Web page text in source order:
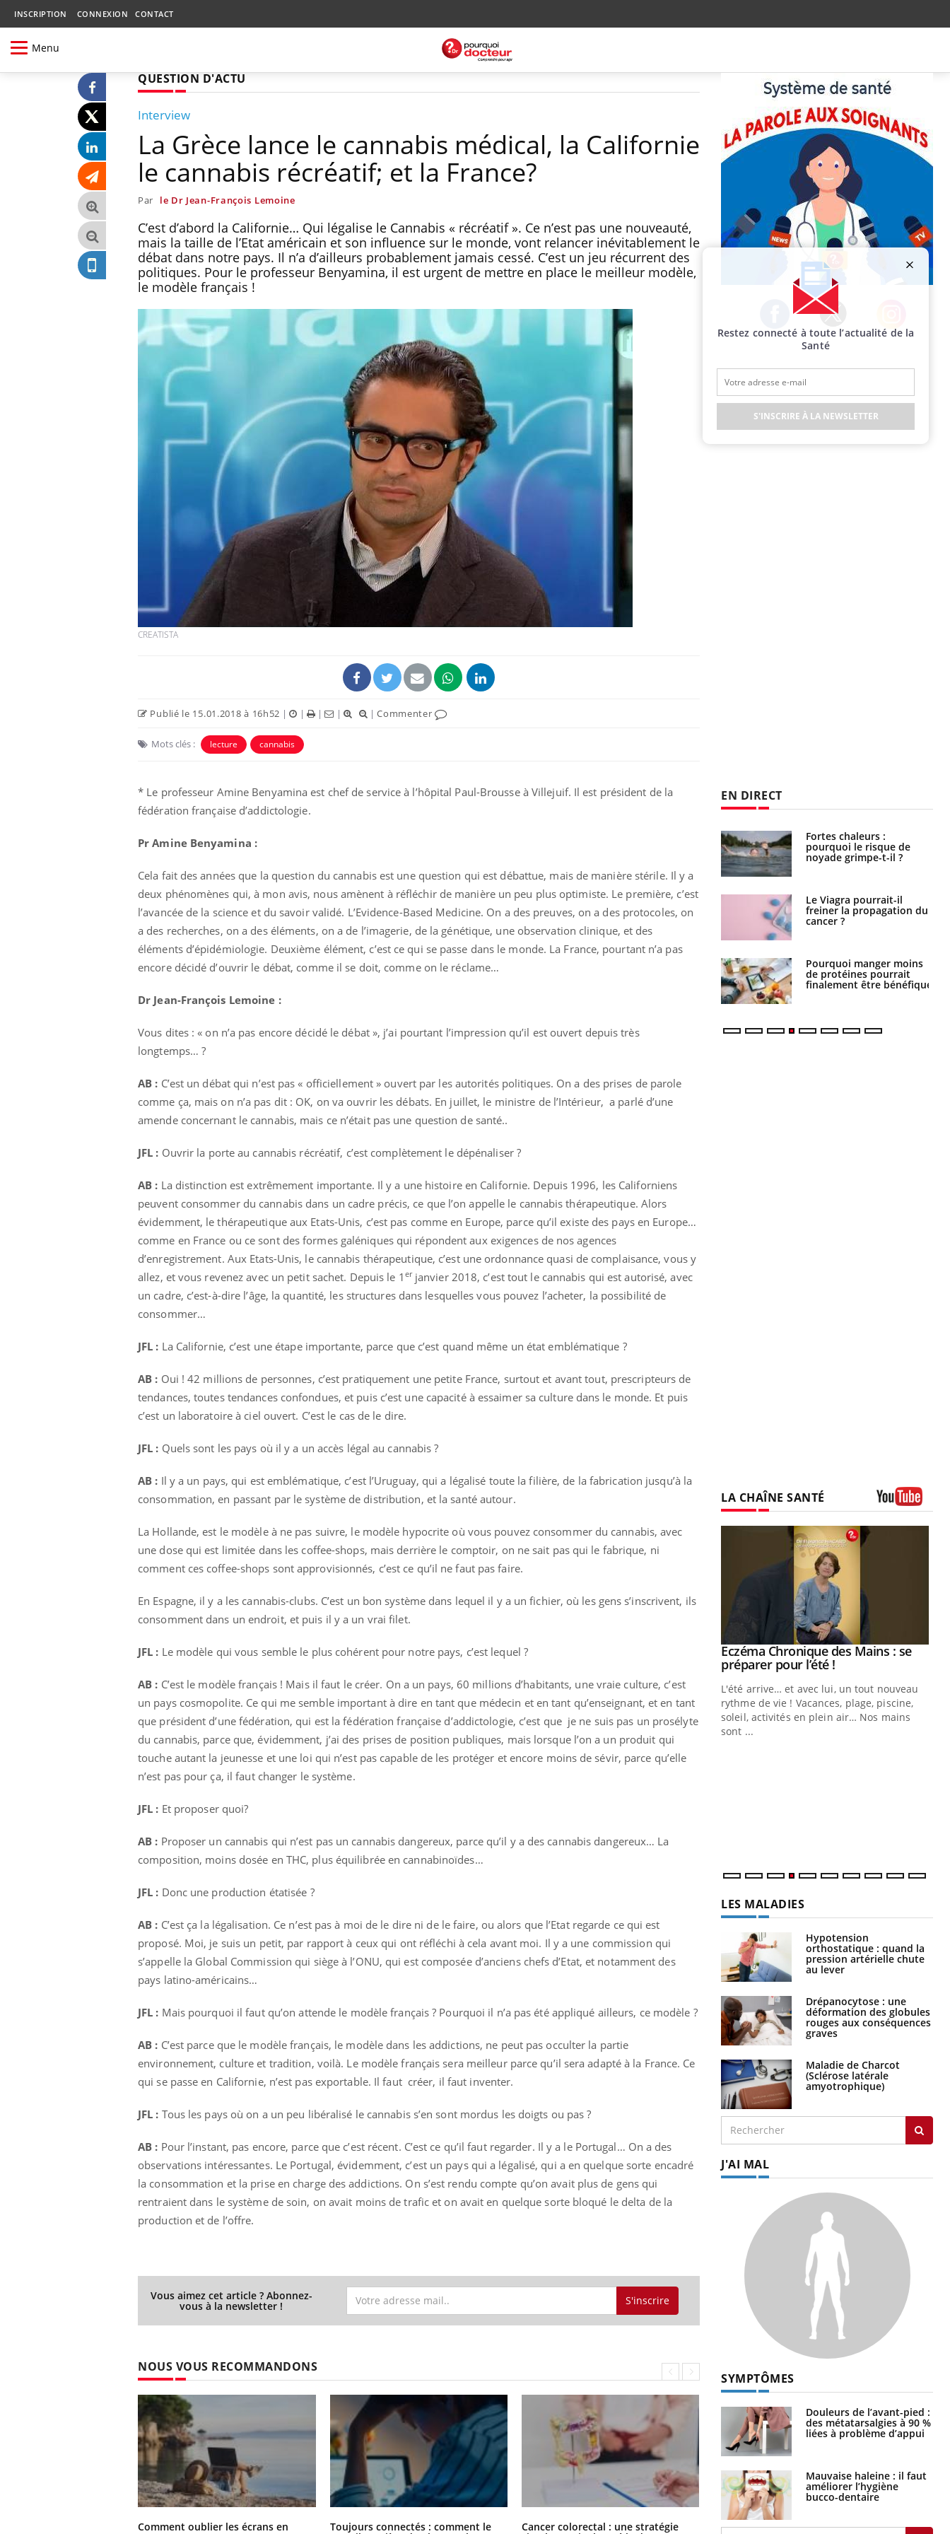
INSCRIPTION CONNEXION CONTACT
Menu
QUESTION D'ACTU
Interview
La Grèce lance le cannabis médical, la Californie
le cannabis récréatif; et la France?
Par le Dr Jean-François Lemoine
C’est d’abord la Californie… Qui légalise le Cannabis « récréatif ». Ce n’est pas une nouveauté,
mais la taille de l’Etat américain et son influence sur le monde, vont relancer inévitablement le
débat dans notre pays. Il n’a d’ailleurs probablement jamais cessé. C’est un jeu récurrent des
politiques. Pour le professeur Benyamina, il est urgent de mettre en place le meilleur modèle,
le modèle français !
CREATISTA
Publié le 15.01.2018 à 16h52 | | | | |Commenter
Mots clés : lecture cannabis
* Le professeur Amine Benyamina est chef de service à l’hôpital Paul-Brousse à Villejuif. Il est président de la
fédération française d’addictologie.
Pr Amine Benyamina :
Cela fait des années que la question du cannabis est une question qui est débattue, mais de manière stérile. Il y a
deux phénomènes qui, à mon avis, nous amènent à réfléchir de manière un peu plus optimiste. Le première, c’est
l’avancée de la science et du savoir validé. L’Evidence-Based Medicine. On a des preuves, on a des protocoles, on
a des recherches, on a des éléments, on a de l’imagerie, de la génétique, une observation clinique, et des
éléments d’épidémiologie. Deuxième élément, c’est ce qui se passe dans le monde. La France, pourtant n’a pas
encore décidé d’ouvrir le débat, comme il se doit, comme on le réclame…
Dr Jean-François Lemoine :
Vous dites : « on n’a pas encore décidé le débat », j’ai pourtant l’impression qu’il est ouvert depuis très
longtemps… ?
AB : C’est un débat qui n’est pas « officiellement » ouvert par les autorités politiques. On a des prises de parole
comme ça, mais on n’a pas dit : OK, on va ouvrir les débats. En juillet, le ministre de l’Intérieur, a parlé d’une
amende concernant le cannabis, mais ce n’était pas une question de santé..
JFL : Ouvrir la porte au cannabis récréatif, c’est complètement le dépénaliser ?
AB : La distinction est extrêmement importante. Il y a une histoire en Californie. Depuis 1996, les Californiens
peuvent consommer du cannabis dans un cadre précis, ce que l’on appelle le cannabis thérapeutique. Alors
évidemment, le thérapeutique aux Etats-Unis, c’est pas comme en Europe, parce qu’il existe des pays en Europe…
comme en France ou ce sont des formes galéniques qui répondent aux exigences de nos agences
d’enregistrement. Aux Etats-Unis, le cannabis thérapeutique, c’est une ordonnance quasi de complaisance, vous y
allez, et vous revenez avec un petit sachet. Depuis le 1 erjanvier 2018, c’est tout le cannabis qui est autorisé, avec
un cadre, c’est-à-dire l’âge, la quantité, les structures dans lesquelles vous pouvez l’acheter, la possibilité de
consommer…
JFL : La Californie, c’est une étape importante, parce que c’est quand même un état emblématique ?
AB : Oui ! 42 millions de personnes, c’est pratiquement une petite France, surtout et avant tout, prescripteurs de
tendances, toutes tendances confondues, et puis c’est une capacité à essaimer sa culture dans le monde. Et puis
c’est un laboratoire à ciel ouvert. C’est le cas de le dire.
JFL : Quels sont les pays où il y a un accès légal au cannabis ?
AB : Il y a un pays, qui est emblématique, c’est l’Uruguay, qui a légalisé toute la filière, de la fabrication jusqu’à la
consommation, en passant par le système de distribution, et la santé autour.
La Hollande, est le modèle à ne pas suivre, le modèle hypocrite où vous pouvez consommer du cannabis, avec
une dose qui est limitée dans les coffee-shops, mais derrière le comptoir, on ne sait pas qui le fabrique, ni
comment ces coffee-shops sont approvisionnés, c’est ce qu’il ne faut pas faire.
En Espagne, il y a les cannabis-clubs. C’est un bon système dans lequel il y a un fichier, où les gens s’inscrivent, ils
consomment dans un endroit, et puis il y a un vrai filet.
JFL : Le modèle qui vous semble le plus cohérent pour notre pays, c’est lequel ?
AB : C’est le modèle français ! Mais il faut le créer. On a un pays, 60 millions d’habitants, une vraie culture, c’est
un pays cosmopolite. Ce qui me semble important à dire en tant que médecin et en tant qu’enseignant, et en tant
que président d’une fédération, qui est la fédération française d’addictologie, c’est que je ne suis pas un prosélyte
du cannabis, parce que, évidemment, j’ai des prises de position publiques, mais lorsque l’on a un produit qui
touche autant la jeunesse et une loi qui n’est pas capable de les protéger et encore moins de sévir, parce qu’elle
n’est pas pour ça, il faut changer le système.
JFL : Et proposer quoi?
AB : Proposer un cannabis qui n’est pas un cannabis dangereux, parce qu’il y a des cannabis dangereux… La
composition, moins dosée en THC, plus équilibrée en cannabinoïdes…
JFL : Donc une production étatisée ?
AB : C’est ça la légalisation. Ce n’est pas à moi de le dire ni de le faire, ou alors que l’Etat regarde ce qui est
proposé. Moi, je suis un petit, par rapport à ceux qui ont réfléchi à cela avant moi. Il y a une commission qui
s’appelle la Global Commission qui siège à l’ONU, qui est composée d’anciens chefs d’Etat, et notamment des
pays latino-américains…
JFL : Mais pourquoi il faut qu’on attende le modèle français ? Pourquoi il n’a pas été appliqué ailleurs, ce modèle ?
AB : C’est parce que le modèle français, le modèle dans les addictions, ne peut pas occulter la partie
environnement, culture et tradition, voilà. Le modèle français sera meilleur parce qu’il sera adapté à la France. Ce
qui se passe en Californie, n’est pas exportable. Il faut créer, il faut inventer.
JFL : Tous les pays où on a un peu libéralisé le cannabis s’en sont mordus les doigts ou pas ?
AB : Pour l’instant, pas encore, parce que c’est récent. C’est ce qu’il faut regarder. Il y a le Portugal… On a des
observations intéressantes. Le Portugal, évidemment, c’est un pays qui a légalisé, qui a en quelque sorte encadré
la consommation et la prise en charge des addictions. On s’est rendu compte qu’on avait plus de gens qui
rentraient dans le système de soin, on avait moins de trafic et on avait en quelque sorte bloqué le delta de la
production et de l’offre.
Vous aimez cet article ? Abonnez-
vous à la newsletter ! S'inscrire
NOUS VOUS RECOMMANDONS
Comment oublier les écrans en Toujours connectés : comment le Cancer colorectal : une stratégie Chikungunya, dengue, West Nile :
Facebook Twitter Instagram
EN DIRECT
Chikungunya, dengue,
West Nile : que se passe-
Les médicaments GLP-1
protègent-ils aussi les os
?
Cytomégalovirus : ce qui
change dans la prise en
enceintes
VIH : la fin du comprimé
tous les jours se profile-t-
elle enfin ?
Pourquoi votre ventre
gâche-t-il les premiers
Le Viagra pourrait-il
freiner la propagation du
cancer ?
Grossesse et chaleur : ce
que dit la science
Le smartphone nuit-il à
l'apprentissage de la
lecture ?
Mordue par une tique en
vacances, elle reste dans
le coma pendant 42 jours
LA CHAÎNE SANTÉ
Carence en fer : comprendre pour
Youtube
Fatigue, irritabilité, brouillard mental ou
même alopécie… Les symptômes de la
carence en fer sont multiples ce qui la rend
Youtube
Insuline & Charge mentale : et si on
osait en parler??
En 2026, l'insuline dans le diabète de type 2
reste entourée d'idées reçues chez les
patients comme parfois chez les soignants.
Youtube
Eczéma Chronique des Mains : se
L'été arrive… et avec lui, un tout nouveau
rythme de vie ! Vacances, plage, piscine,
soleil, activités en plein air… Nos mains
LES MALADIES
Hypotension
orthostatique : quand la
pression artérielle chute
au lever
Drépanocytose : une
déformation des globules
rouges aux conséquences
graves
Maladie de Charcot
(Sclérose latérale
amyotrophique)
J'AI MAL
SYMPTÔMES
Douleurs de l’avant-pied :
des métatarsalgies à 90 %
liées à problème d’appui
Mauvaise haleine : il faut
améliorer l’hygiène
bucco-dentaire
Restez connecté à toute l’actualité de la
Santé
S'INSCRIRE À LA NEWSLETTER